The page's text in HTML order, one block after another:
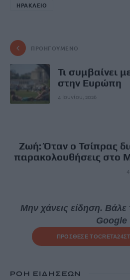
ΗΡΑΚΛΕΙΟ
ΠΡΟΗΓΟΎΜΕΝΟ
Τι συμβαίνει
στην Ευρώπη
4 Ιουνίου, 2026
Ζωή: Όταν ο Τσίπρας
παρακολουθήσεις στο
Μην χάνεις είδηση. Βάλε
Google
ΠΡΟΣΘΕΣΕ ΤΟCRETA24
ΡΟΗ ΕΙΔΗΣΕΩΝ